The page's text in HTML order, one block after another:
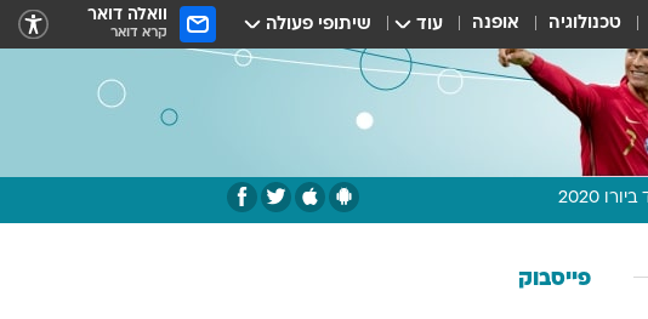
טכנולוגיה אופנה עוד שיתופי פעולה וואלה דואר
קרא דואר
2020
היורו פייסבוק